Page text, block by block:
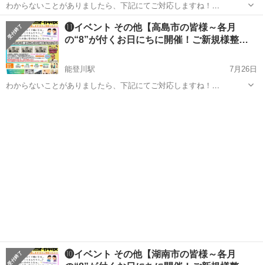
わからないことがありましたら、下記にてご対応しますね！
https://lin.ee/ALMeD11 ↑もしくは「ライン」で『@002ideed』まで！
■■■■■■■ご覧いただき有...
滋賀 東近江市 能登川駅 その他
⓫イベント その他【高島市の皆様～各月
の“8”が付くお日にちに開催！ご新規様整…
能登川駅
7月26日
わからないことがありましたら、下記にてご対応しますね！
❿イベント その他【湖南市の皆様～各月